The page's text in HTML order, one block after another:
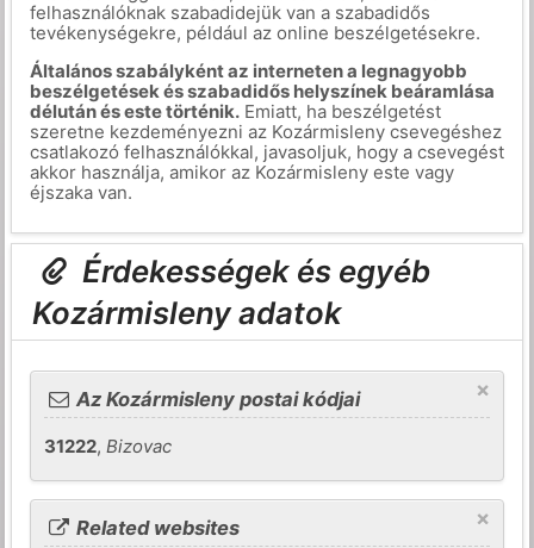
felhasználóknak szabadidejük van a szabadidős
tevékenységekre, például az online beszélgetésekre.
Általános szabályként az interneten a legnagyobb
beszélgetések és szabadidős helyszínek beáramlása
délután és este történik.Emiatt, ha beszélgetést
szeretne kezdeményezni az Kozármisleny csevegéshez
csatlakozó felhasználókkal, javasoljuk, hogy a csevegést
akkor használja, amikor az Kozármisleny este vagy
éjszaka van.
Érdekességek és egyéb
Kozármisleny adatok
×
Az Kozármisleny postai kódjai
31222,Bizovac
×
Related websites